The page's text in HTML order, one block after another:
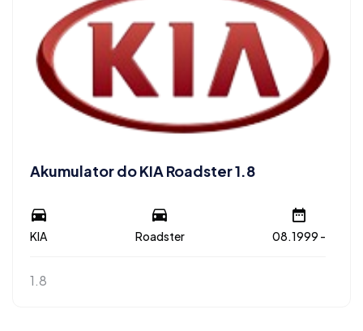
Akumulator do KIA Roadster 1.8
KIA Roadster 08.1999 -
1.8